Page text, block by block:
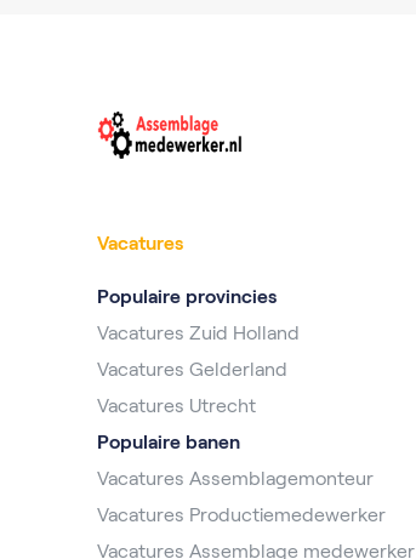
Vacatures
Populaire provincies
Vacatures Zuid Holland
Vacatures Gelderland
Vacatures Utrecht
Populaire banen
Vacatures Assemblagemonteur
Vacatures Productiemedewerker
Vacatures Assemblage medewerker